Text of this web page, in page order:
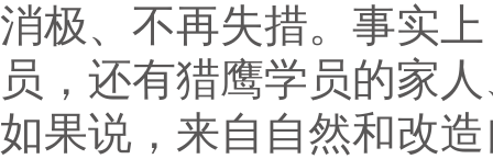
消极、不再失措。事实
员，还有猎鹰学员的家
如果说，来自自然和改